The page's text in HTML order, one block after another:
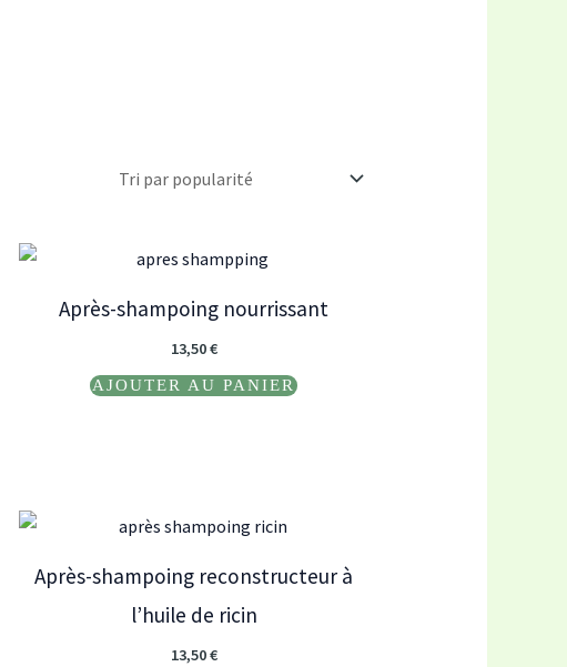
Après-shampoing nourrissant
13,50€
AJOUTER AU PANIER
Après-shampoing reconstructeur à
l’huile de ricin
13,50€